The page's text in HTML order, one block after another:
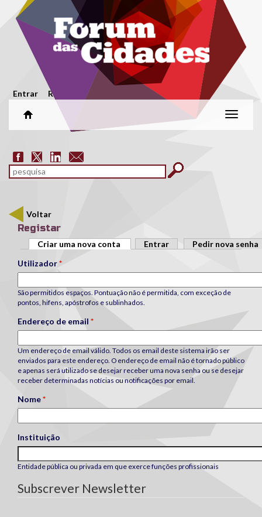
Passar para o conteúdo principal
Menu secundário
Entrar Registar
Alterar
Formulário de pesquisa
pesquisar
Voltar
Registar
Separadores primários
Criar uma nova conta (separador ativo)
Entrar
Pedir nova senha
Utilizador*
São permitidos espaços. Pontuação não é permitida, com exceção de
pontos, hifens, apóstrofos e sublinhados.
Endereço de email *
Um endereço de email válido. Todos os email deste sistema irão ser
enviados para este endereço. O endereço de email não é tornado público
e apenas será utilizado se desejar receber uma nova senha ou se desejar
receber determinadas notícias ou notificações por email.
Nome*
Instituição
Entidade pública ou privada em que exerce funções profissionais
Subscrever Newsletter